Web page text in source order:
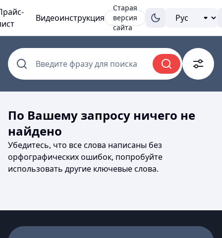
Видеоинструкция
Старая
версия
сайта
Введите фразу для поиска
По Вашему запросу ничего не
найдено
Убедитесь, что все слова написаны без
орфографических ошибок, попробуйте
использовать другие ключевые слова.